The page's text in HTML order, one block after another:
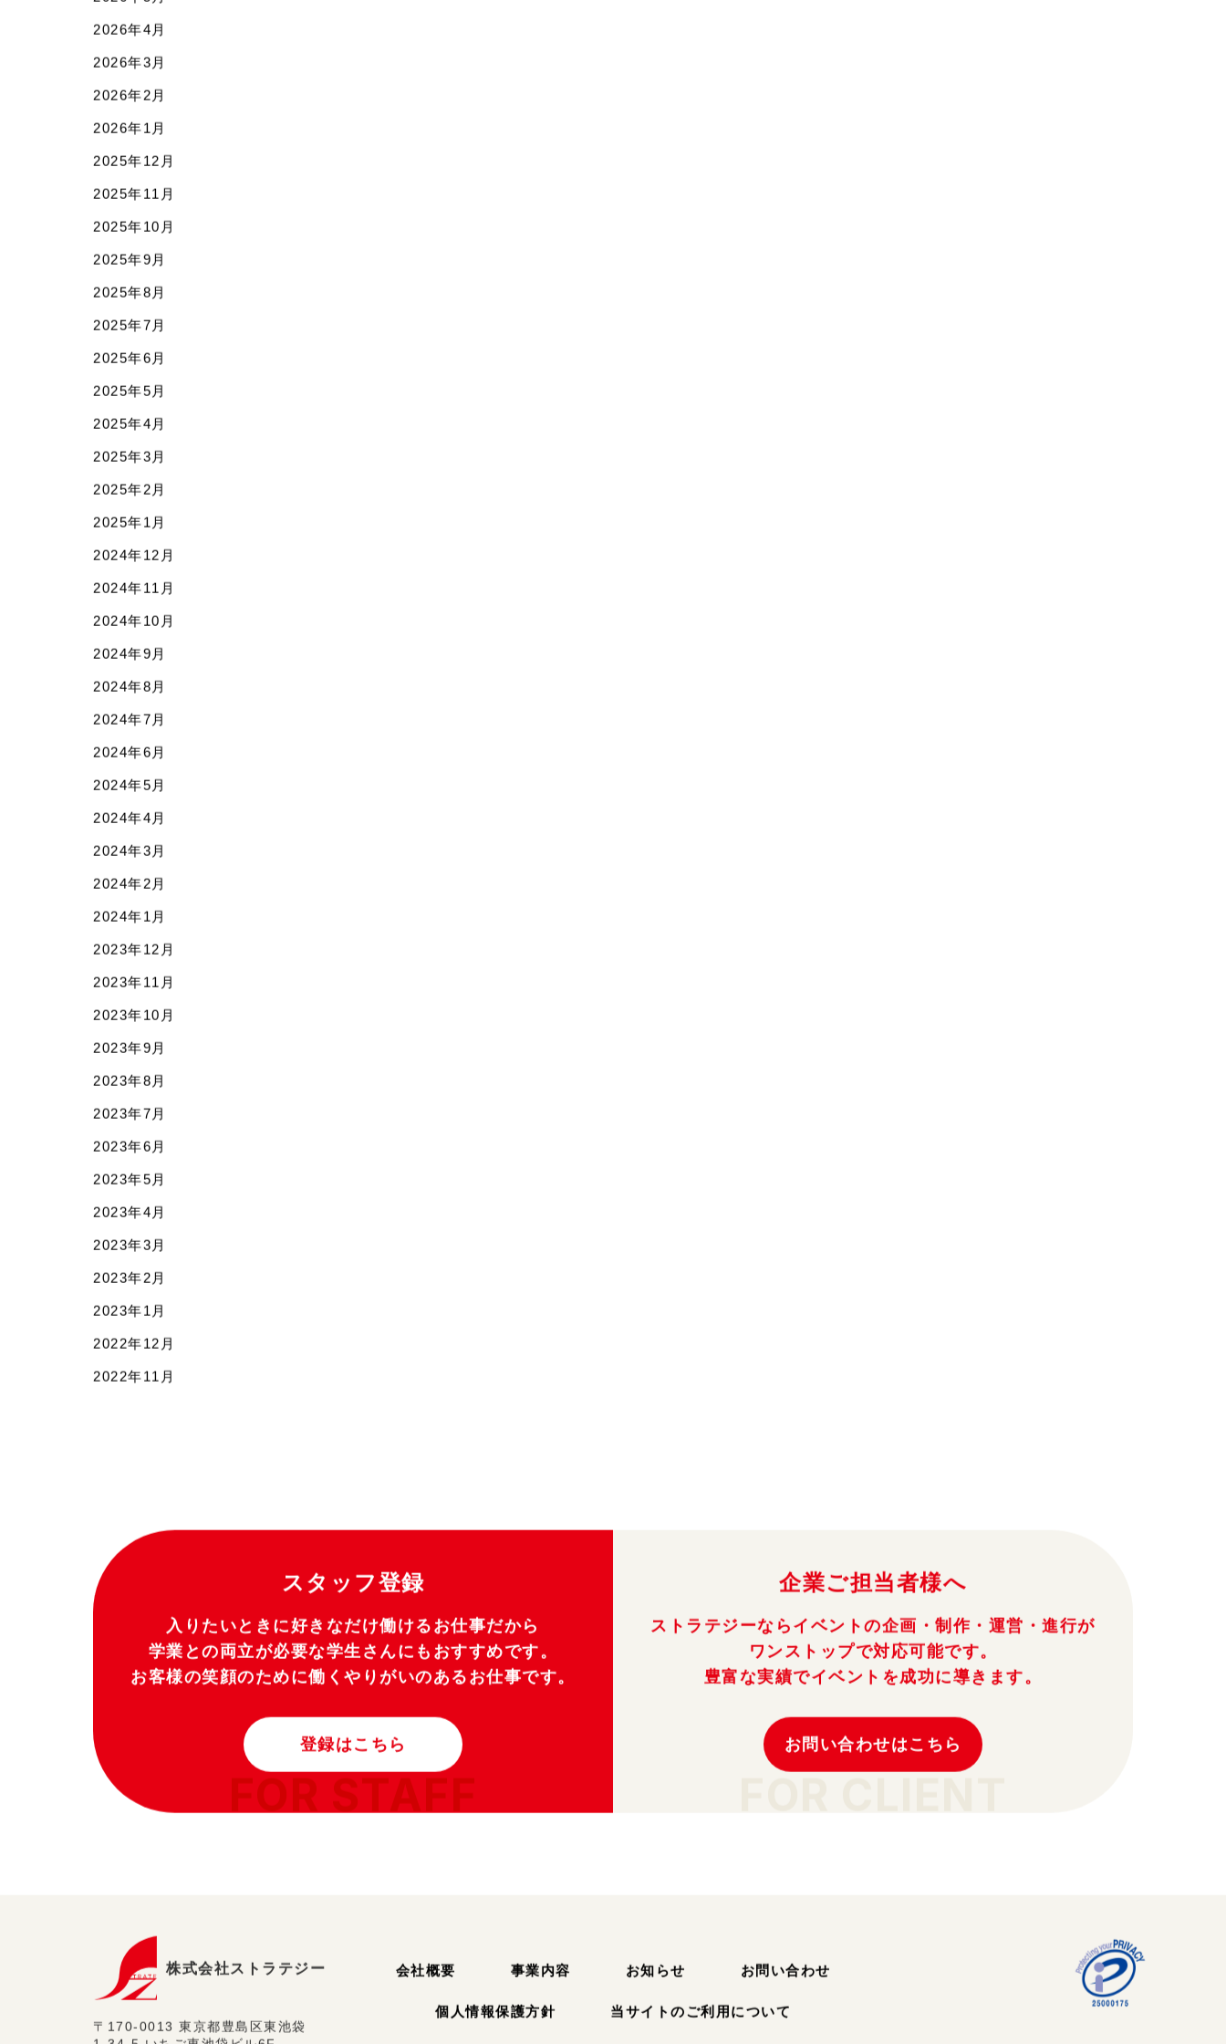
2026年4月
2026年3月
2026年2月
2026年1月
2025年12月
2025年11月
2025年10月
2025年9月
2025年8月
2025年7月
2025年6月
2025年5月
2025年4月
2025年3月
2025年2月
2025年1月
2024年12月
2024年11月
2024年10月
2024年9月
2024年8月
2024年7月
2024年6月
2024年5月
2024年4月
2024年3月
2024年2月
2024年1月
2023年12月
2023年11月
2023年10月
2023年9月
2023年8月
2023年7月
2023年6月
2023年5月
2023年4月
2023年3月
2023年2月
2023年1月
2022年12月
2022年11月
スタッフ登録
入りたいときに好きなだけ働けるお仕事だから
学業との両立が必要な学生さんにもおすすめです。
お客様の笑顔のために働くやりがいのあるお仕事です。
登録はこちら
FOR STAFF
企業ご担当者様へ
ストラテジーならイベントの企画・制作・運営・進行が
ワンストップで対応可能です。
豊富な実績でイベントを成功に導きます。
お問い合わせはこちら
FOR CLIENT
株式会社ストラテジー
〒170-0013 東京都豊島区東池袋
会社概要 事業内容 お知らせ お問い合わせ
個人情報保護方針 当サイトのご利用について